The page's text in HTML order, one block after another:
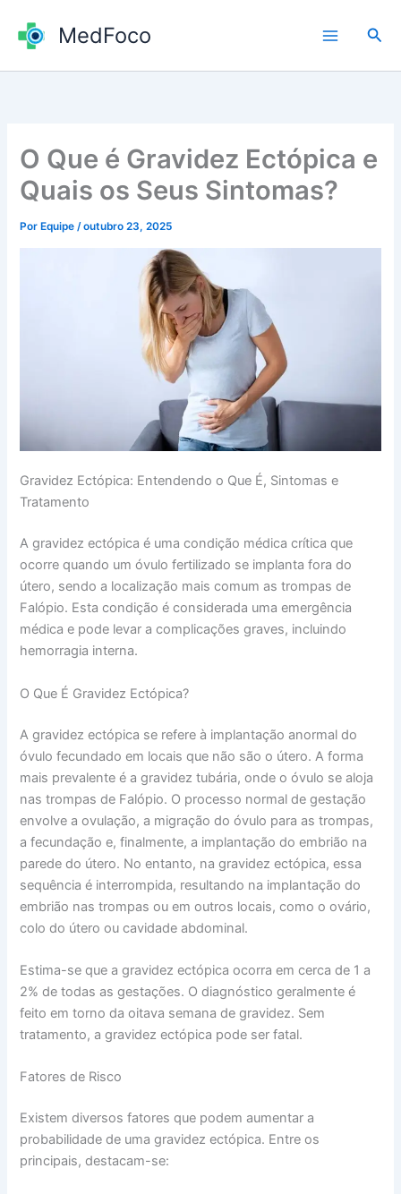
para
conteúdo
MedFoco
O Que é Gravidez Ectópica e
Quais os Seus Sintomas?
Por Equipe/outubro 23, 2025
Gravidez Ectópica: Entendendo o Que É, Sintomas e
Tratamento
A gravidez ectópica é uma condição médica crítica que
ocorre quando um óvulo fertilizado se implanta fora do
útero, sendo a localização mais comum as trompas de
Falópio. Esta condição é considerada uma emergência
médica e pode levar a complicações graves, incluindo
hemorragia interna.
O Que É Gravidez Ectópica?
A gravidez ectópica se refere à implantação anormal do
óvulo fecundado em locais que não são o útero. A forma
mais prevalente é a gravidez tubária, onde o óvulo se aloja
nas trompas de Falópio. O processo normal de gestação
envolve a ovulação, a migração do óvulo para as trompas,
a fecundação e, finalmente, a implantação do embrião na
parede do útero. No entanto, na gravidez ectópica, essa
sequência é interrompida, resultando na implantação do
embrião nas trompas ou em outros locais, como o ovário,
colo do útero ou cavidade abdominal.
Estima-se que a gravidez ectópica ocorra em cerca de 1 a
2% de todas as gestações. O diagnóstico geralmente é
feito em torno da oitava semana de gravidez. Sem
tratamento, a gravidez ectópica pode ser fatal.
Fatores de Risco
Existem diversos fatores que podem aumentar a
probabilidade de uma gravidez ectópica. Entre os
principais, destacam-se: